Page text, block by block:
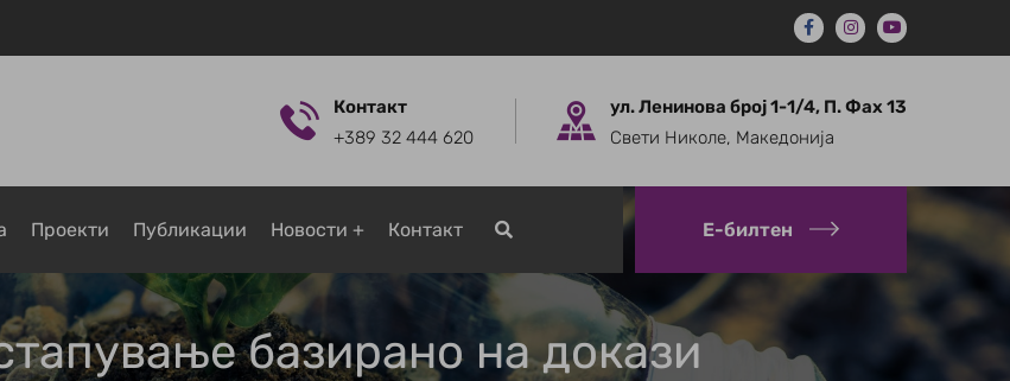
Контакт
+389 32 444 620
ул. Ленинова број 1-1/4, П. Фах 13
Свети Николе, Македонија
Проекти Публикации Новости Контакт Е-билтен
базирано на докази